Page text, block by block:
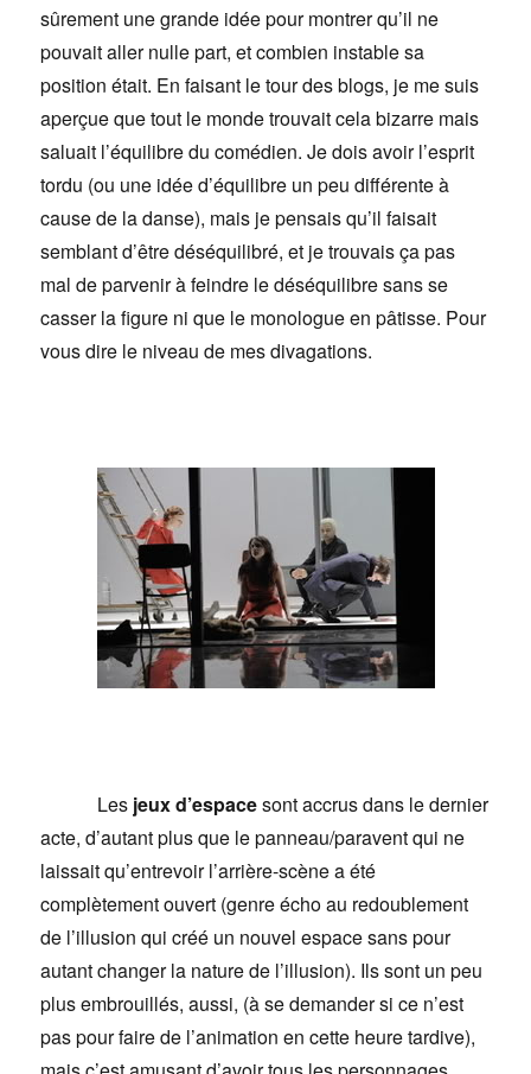
sûrement une grande idée pour montrer qu’il ne
pouvait aller nulle part, et combien instable sa
position était. En faisant le tour des blogs, je me suis
aperçue que tout le monde trouvait cela bizarre mais
saluait l’équilibre du comédien. Je dois avoir l’esprit
tordu (ou une idée d’équilibre un peu différente à
cause de la danse), mais je pensais qu’il faisait
semblant d’être déséquilibré, et je trouvais ça pas
mal de parvenir à feindre le déséquilibre sans se
casser la figure ni que le monologue en pâtisse. Pour
vous dire le niveau de mes divagations.
Les jeux d’espacesont accrus dans le dernier
acte, d’autant plus que le panneau/paravent qui ne
laissait qu’entrevoir l’arrière-scène a été
complètement ouvert (genre écho au redoublement
de l’illusion qui créé un nouvel espace sans pour
autant changer la nature de l’illusion). Ils sont un peu
plus embrouillés, aussi, (à se demander si ce n’est
pas pour faire de l’animation en cette heure tardive),